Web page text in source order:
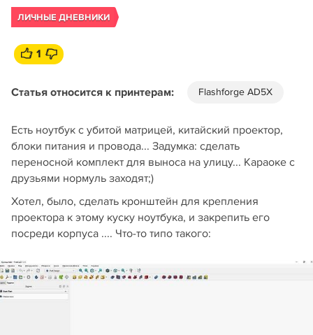
ЛИЧНЫЕ ДНЕВНИКИ
1
Статья относится к принтерам: Flashforge AD5X
Есть ноутбук с убитой матрицей, китайский проектор,
блоки питания и провода... Задумка: сделать
переносной комплект для выноса на улицу... Караоке с
друзьями нормуль заходят;)
Хотел, было, сделать кронштейн для крепления
проектора к этому куску ноутбука, и закрепить его
посреди корпуса .... Что-то типо такого: